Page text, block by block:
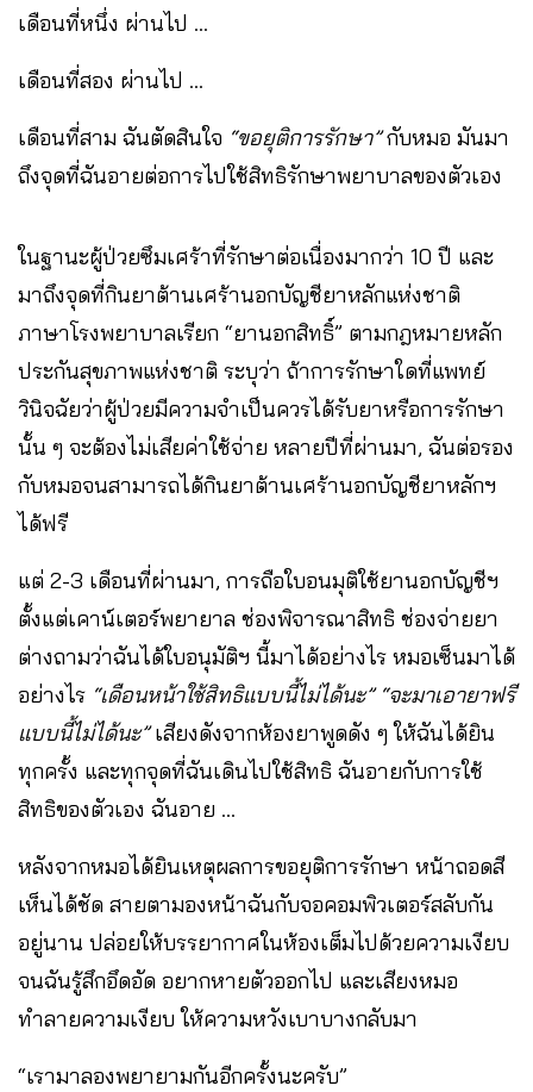
เดือนที่หนึ่ง ผ่านไป …
เดือนที่สอง ผ่านไป …
เดือนที่สาม ฉันตัดสินใจ “ขอยุติการรักษา”กับหมอ มันมา
ถึงจุดที่ฉันอายต่อการไปใช้สิทธิรักษาพยาบาลของตัวเอง
ในฐานะผู้ป่วยซึมเศร้าที่รักษาต่อเนื่องมากว่า 10 ปี และ
มาถึงจุดที่กินยาต้านเศร้านอกบัญชียาหลักแห่งชาติ
ภาษาโรงพยาบาลเรียก “ยานอกสิทธิ์” ตามกฎหมายหลัก
ประกันสุขภาพแห่งชาติ ระบุว่า ถ้าการรักษาใดที่แพทย์
วินิจฉัยว่าผู้ป่วยมีความจำเป็นควรได้รับยาหรือการรักษา
นั้น ๆ จะต้องไม่เสียค่าใช้จ่าย หลายปีที่ผ่านมา, ฉันต่อรอง
กับหมอจนสามารถได้กินยาต้านเศร้านอกบัญชียาหลักฯ
ได้ฟรี
แต่ 2-3 เดือนที่ผ่านมา, การถือใบอนมุติใช้ยานอกบัญชีฯ
ตั้งแต่เคาน์เตอร์พยายาล ช่องพิจารณาสิทธิ ช่องจ่ายยา
ต่างถามว่าฉันได้ใบอนุมัติฯ นี้มาได้อย่างไร หมอเซ็นมาได้
อย่างไร “เดือนหน้าใช้สิทธิแบบนี้ไม่ได้นะ” “จะมาเอายาฟรี
แบบนี้ไม่ได้นะ”เสียงดังจากห้องยาพูดดัง ๆ ให้ฉันได้ยิน
ทุกครั้ง และทุกจุดที่ฉันเดินไปใช้สิทธิ ฉันอายกับการใช้
สิทธิของตัวเอง ฉันอาย …
หลังจากหมอได้ยินเหตุผลการขอยุติการรักษา หน้าถอดสี
เห็นได้ชัด สายตามองหน้าฉันกับจอคอมพิวเตอร์สลับกัน
อยู่นาน ปล่อยให้บรรยากาศในห้องเต็มไปด้วยความเงียบ
จนฉันรู้สึกอึดอัด อยากหายตัวออกไป และเสียงหมอ
ทำลายความเงียบ ให้ความหวังเบาบางกลับมา
“เรามาลองพยายามกันอีกครั้งนะครับ”